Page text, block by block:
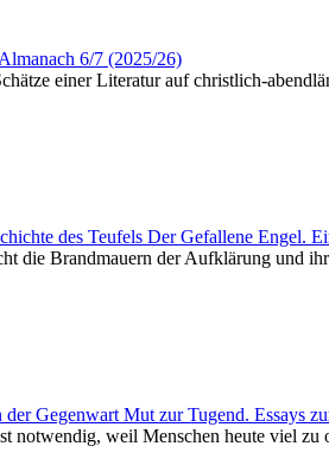
6/7 (2025/26)
einer Literatur auf christlich-
Der Gefallene Engel.
die Brandmauern der Aufklärung und
Mut zur Tugend. Essays
notwendig, weil Menschen heute viel